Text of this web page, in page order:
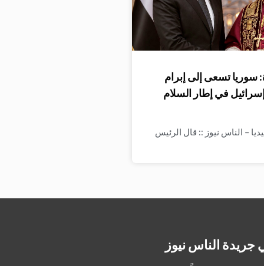
سوريا تسعى إلى إبرام
في إطار السلام
– الناس نيوز :: قال الرئيس
جريدة الناس نيوز